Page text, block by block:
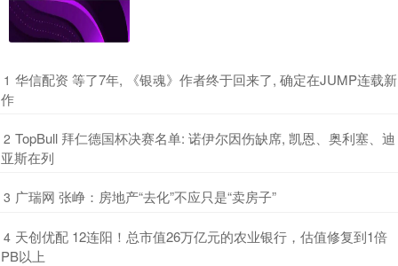
1 ​华信配资 等了7年, 《银魂》作者终于回来了, 确定在JUMP连载新
作
2 ​TopBull 拜仁德国杯决赛名单: 诺伊尔因伤缺席, 凯恩、奥利塞、迪
亚斯在列
3 ​广瑞网 张峥：房地产“去化”不应只是“卖房子”
4 ​天创优配 12连阳！总市值26万亿元的农业银行，估值修复到1倍
PB以上